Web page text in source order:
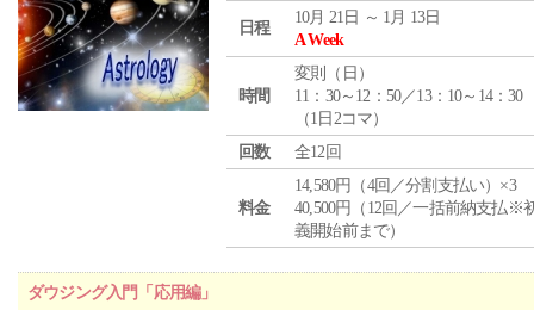
日程
10月 21日 ～ 1月 13日
A Week
時間
変則（日）
11：30～12：50／13：10～14：30
（1日2コマ）
回数
全12回
料金
14,580円（4回／分割支払い）×3
40,500円（12回／一括前納支払※
義開始前まで）
ダウジング入門「応用編」